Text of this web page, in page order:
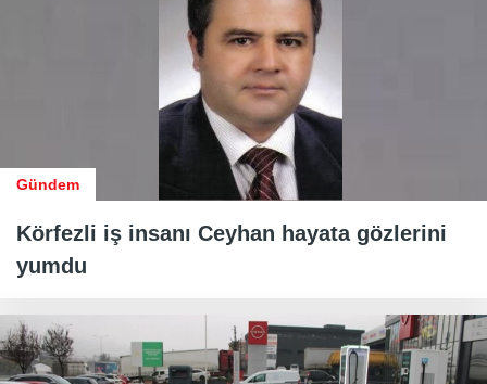
Gündem
Körfezli iş insanı Ceyhan hayata gözlerini
yumdu